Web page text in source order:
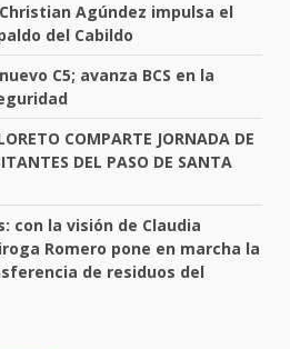
Agúndez impulsa el
del Cabildo
C5; avanza BCS en la
COMPARTE JORNADA DE
DEL PASO DE SANTA
con la visión de Claudia
Romero pone en marcha la
de residuos del